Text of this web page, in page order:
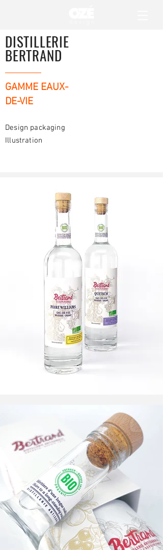
DISTILLERIE
BERTRAND
GAMME EAUX-
DE-VIE
Design packaging
Illustration